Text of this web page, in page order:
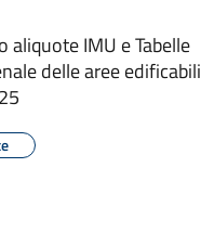
aliquote IMU e Tabelle
delle aree edificabili